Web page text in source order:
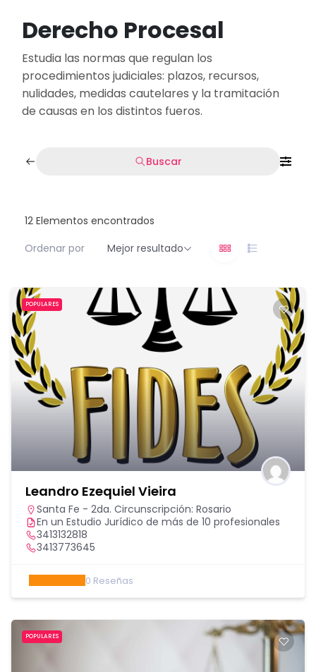
Derecho Procesal
Estudia las normas que regulan los
procedimientos judiciales: plazos, recursos,
nulidades, medidas cautelares y la tramitación
de causas en los distintos fueros.
Buscar
12 Elementos encontrados
Ordenar por
Mejor resultado
POPULARES
Leandro Ezequiel Vieira
Santa Fe - 2da. Circunscripción: Rosario
En un Estudio Jurídico de más de 10 profesionales
3413132818
3413773645
0 Reseñas
POPULARES